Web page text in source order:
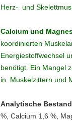
Herz- und
Calcium und
koordinierten
Energiestoffwechsel
benötigt. Ein Mangel
in Muskelzittern und
Analytische
%, Calcium 1,6 %,